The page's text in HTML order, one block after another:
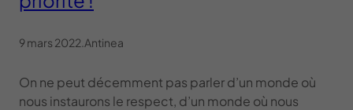
9 mars 2022 Antinea
On ne peut décemment pas parler d’un monde où
nous instaurons le respect, d’un monde où nous